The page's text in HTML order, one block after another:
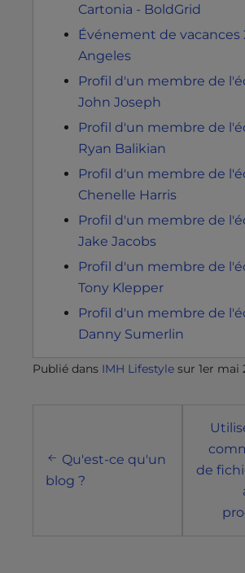
Cartonia - BoldGrid
Événement de vacances
Angeles
Profil d'un membre de
John Joseph
Profil d'un membre de
Ryan Balikian
Profil d'un membre de
Chenelle Harris
Profil d'un membre de
Jake Jacobs
Profil d'un membre de
Tony Klepper
Profil d'un membre de
Danny Sumerlin
Publié dans IMH Lifestyle sur 1er mai
Qu'est-ce qu'un
blog ?
de